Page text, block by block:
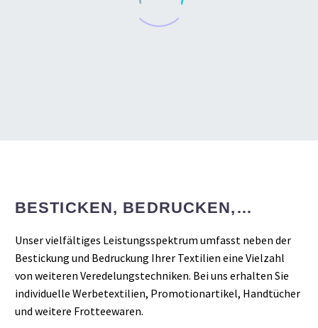
WIR BESTICKEN IHR
HANDTUCH
Wir weben, färben, besticken und
bedrucken verschiedenste Handtücher,
Duschtücher und andere Textilien
individuell nach Ihren Wünschen und
BESTICKEN, BEDRUCKEN,…
Unser vielfältiges Leistungsspektrum umfasst neben der
Bestickung und Bedruckung Ihrer Textilien eine Vielzahl
von weiteren Veredelungstechniken. Bei uns erhalten Sie
individuelle Werbetextilien, Promotionartikel, Handtücher
und weitere Frotteewaren.